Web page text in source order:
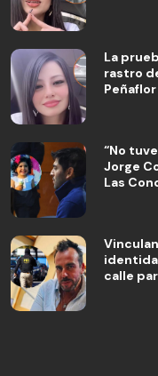
La
rastro
Peñaflor
“No
Jorge
Las
calle